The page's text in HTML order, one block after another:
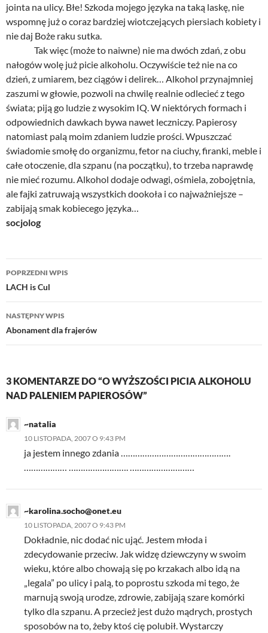
jointa na ulicy. Błe! Szkoda mojego języka na taką laskę, nie
wspomnę już o coraz bardziej wiotczejących piersiach kobiety i
nie daj Boże raku sutka.
Tak więc (może to naiwne) nie ma dwóch zdań, z obu
nałogów wolę już picie alkoholu. Oczywiście też nie na co
dzień, z umiarem, bez ciągów i delirek… Alkohol przynajmniej
zaszumi w głowie, pozwoli na chwilę realnie odlecieć z tego
świata; piją go ludzie z wysokim IQ. W niektórych formach i
odpowiednich dawkach bywa nawet leczniczy. Papierosy
natomiast palą moim zdaniem ludzie prości. Wpuszczać
świadomie smołę do organizmu, fetor na ciuchy, firanki, meble i
całe otoczenie, dla szpanu (na początku), to trzeba naprawdę
nie mieć rozumu. Alkohol dodaje odwagi, ośmiela, zobojętnia,
ale fajki zatruwają wszystkich dookoła i co najważniejsze –
zabijają smak kobiecego języka…
socjolog
Nawigacja
wpisu
POPRZEDNI WPIS
LACH is Cul
NASTĘPNY WPIS
Abonament dla frajerów
3 KOMENTARZE DO “O WYŻSZOŚCI PICIA ALKOHOLU
NAD PALENIEM PAPIEROSÓW”
~natalia
10 LISTOPADA, 2007 O 9:43 PM
ja jestem innego zdania ……………………………………….
~karolina.socho@onet.eu
10 LISTOPADA, 2007 O 9:43 PM
Dokładnie, nic dodać nic ująć. Jestem młoda i
zdecydowanie przeciw. Jak widzę dziewczyny w swoim
wieku, które albo chowają się po krzakach albo idą na
„legala” po ulicy i palą, to poprostu szkoda mi tego, że
marnują swoją urodze, zdrowie, zabijają szare komórki
tylko dla szpanu. A przecież jest dużo mądrych, prostych
sposobów na to, żeby ktoś cię polubił. Wystarczy